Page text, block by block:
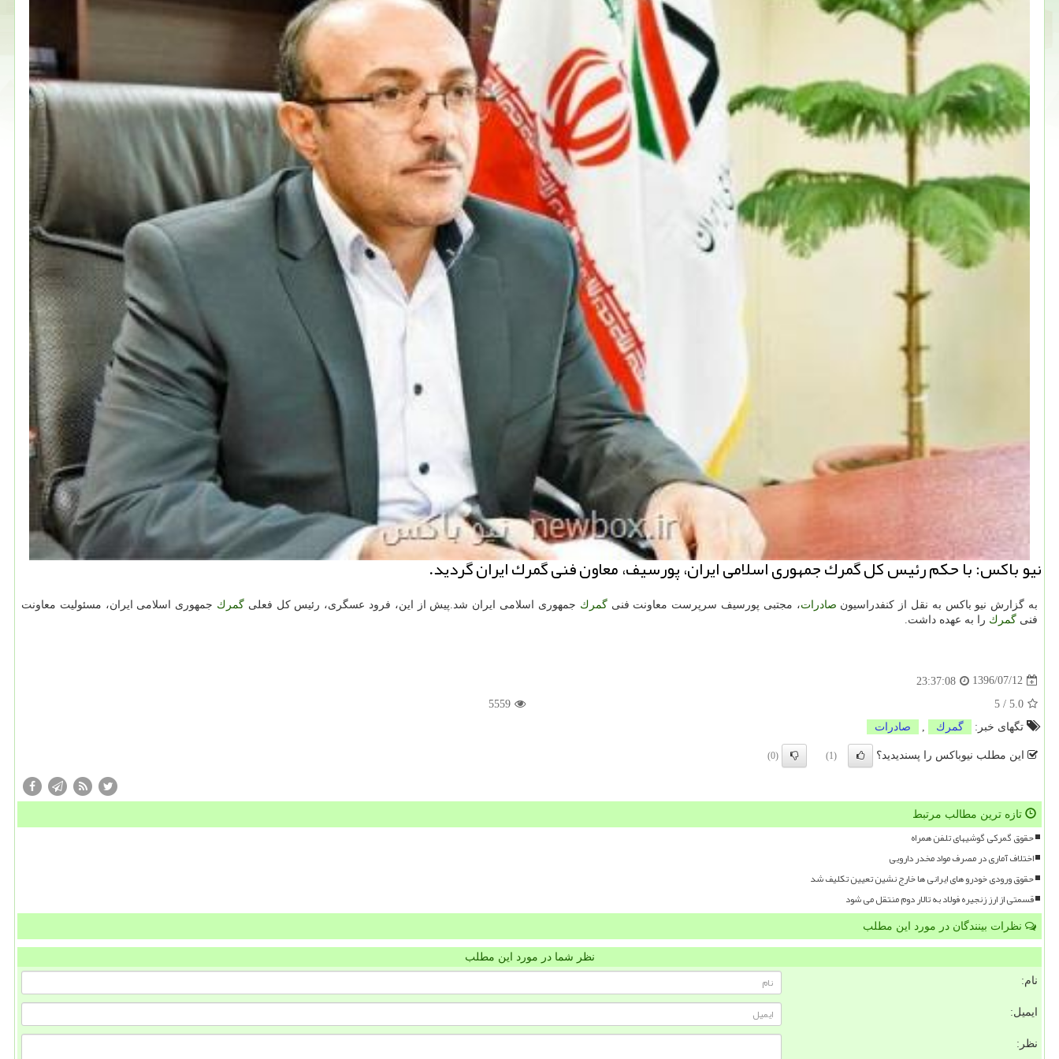
نیو باكس: با حكم رئیس كل گمرك جمهوری اسلامی ایران، پورسیف، معاون فنی گمرك ایران گردید.
به گزارش نیو باكس به نقل از كنفدراسیون صادرات، مجتبی پورسیف سرپرست معاونت فنیگمرك جمهوری اسلامی ایران شد.پیش از این، فرود عسگری، رئیس كل فعلی گمرك جمهوری اسلامی ایران، مسئولیت معاونت
فنی گمرك را به عهده داشت.
1396/07/12
23:37:08
5.0
/
5
5559
تگهای خبر:
گمرك صادرات
این مطلب نیوباکس را پسندیدید؟ (1)
(0)
تازه ترین مطالب مرتبط
حقوق گمرکی گوشیهای تلفن همراه
اختلاف آماری در مصرف مواد مخدر دارویی
حقوق ورودی خودرو های ایرانی ها خارج نشین تعیین تکلیف شد
قسمتی از ارز زنجیره فولاد به تالار دوم منتقل می شود
نظرات بینندگان در مورد این مطلب
نظر شما در مورد این مطلب
نام:
ایمیل:
نظر: